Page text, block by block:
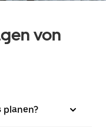
von
planen?